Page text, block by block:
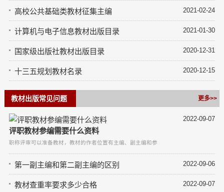
2021-02-24
高校公共基础类教材征集主编
2021-01-30
计算机与电子信息教材出版目录
2020-12-31
国家级出版社教材出版目录
2020-12-15
十三五规划教材名录
教材出版常见问题 更多>>
2022-09-07
评职教材参编需要什么资料
职称评审可以准备教材，教材的作者位置有主编、副主编和参编，评职称级别比较低的
2022-09-06
第一副主编和第二副主编的区别
2022-09-07
教材查重率要求多少合格